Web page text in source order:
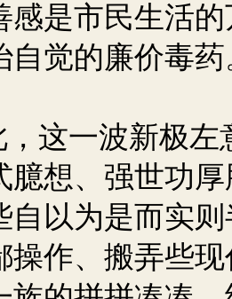
感是市民生活
自觉的廉价毒药
，这一波新极
臆想、强世功
自以为是而实
操作、搬弄些